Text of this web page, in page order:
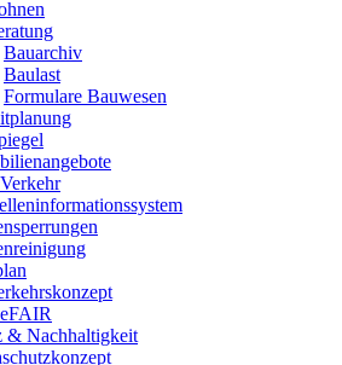
Bauarchiv
Baulast
Formulare Bauwesen
& Nachhaltigkeit